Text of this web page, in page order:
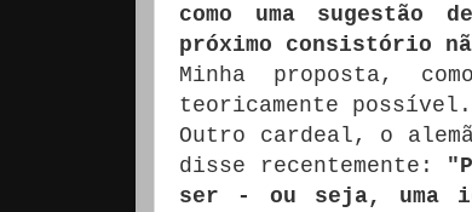
como uma sugestão
próximo consistório
Minha proposta,
teoricamente possível.
Outro cardeal, o
disse recentemente:
ser - ou seja, uma